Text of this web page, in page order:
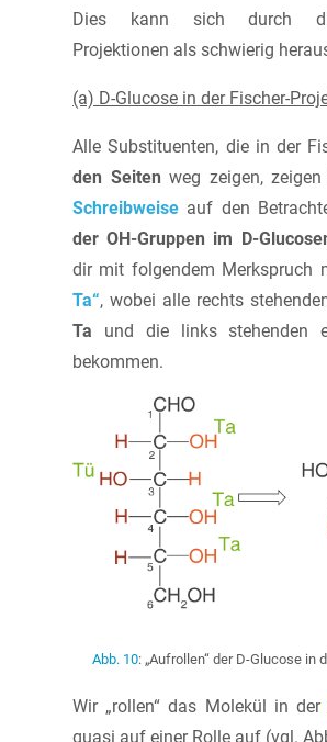
Dies kann sich durch die
Projektionen als schwierig
(a) D-Glucose in der Fischer-
Alle Substituenten, die in der
den Seiten weg zeigen,
Schreibweise auf den
der OH-Gruppen im D-
dir mit folgendem Merkspruch
Ta“, wobei alle rechts
Ta und die links stehenden
bekommen.
Abb. 10: „Aufrollen“ der D-Glucose in
Wir „rollen“ das Molekül in der
quasi auf einer Rolle auf (vgl.